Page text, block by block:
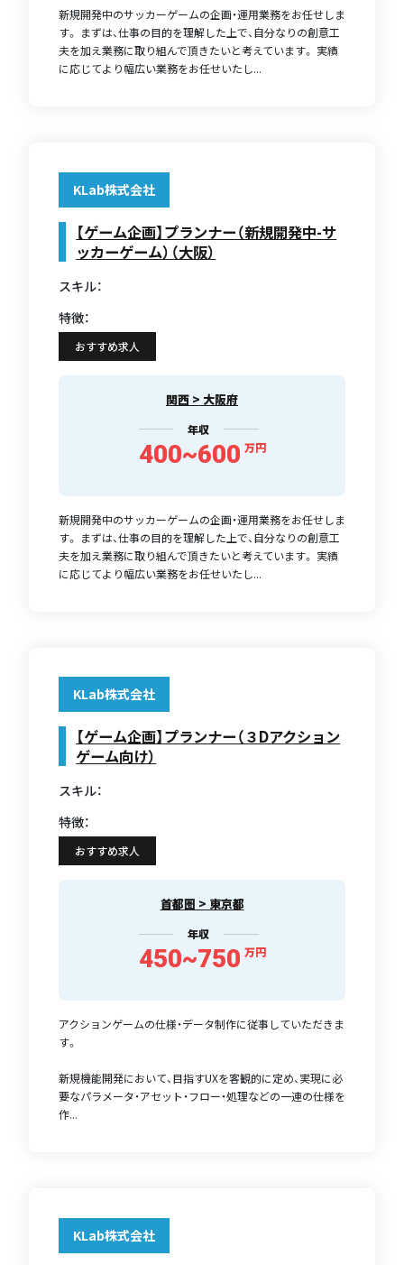
新規開発中のサッカーゲームの企画・運用業務をお任せしま
す。 まずは、仕事の目的を理解した上で、自分なりの創意工
夫を加え業務に取り組んで頂きたいと考えています。 実績
に応じてより幅広い業務をお任せいたし...
KLab株式会社
【ゲーム企画】プランナー（新規開発中-サ
ッカーゲーム）（大阪）
スキル：
特徴：
おすすめ求人
関西 > 大阪府
年収
400~600 万円
新規開発中のサッカーゲームの企画・運用業務をお任せしま
す。 まずは、仕事の目的を理解した上で、自分なりの創意工
夫を加え業務に取り組んで頂きたいと考えています。 実績
に応じてより幅広い業務をお任せいたし...
KLab株式会社
【ゲーム企画】プランナー（３Dアクション
ゲーム向け）
スキル：
特徴：
おすすめ求人
首都圏 > 東京都
年収
450~750 万円
アクションゲームの仕様・データ制作に従事していただきま
す。
新規機能開発において、目指すUXを客観的に定め、実現に必
要なパラメータ・アセット・フロー・処理などの一連の仕様を
作...
KLab株式会社